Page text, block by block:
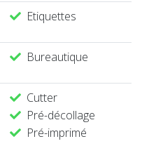
Etiquettes
Bureautique
Cutter
Pré-décollage
Pré-imprimé